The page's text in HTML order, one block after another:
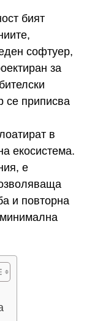
бият
софтуер,
за
се приписва
в
екосистема.
е
и повторна